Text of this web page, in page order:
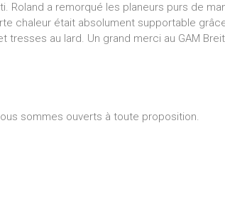
Roland a remorqué les planeurs purs de
chaleur était absolument supportable
au lard. Un grand merci au GAM
sommes ouverts à toute proposition.